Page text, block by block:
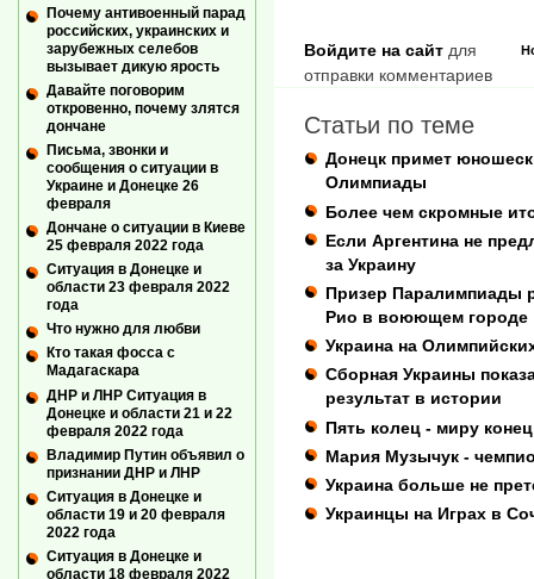
Войдите на сайт для
отправки комментариев
Статьи по теме
Донецк примет
Олимпиады
Более чем скромные
Если Аргентина не
за Украину
Призер Паралимпиады
Рио в воюющем городе
Украина на
Сборная Украины
результат в истории
Пять колец - миру конец
Мария Музычук -
Украина больше не
Украинцы на Играх в
Почему антивоенный парад
российских, украинских и
зарубежных селебов
вызывает дикую ярость
Давайте поговорим
откровенно, почему злятся
дончане
Письма, звонки и
сообщения о ситуации в
Украине и Донецке 26
февраля
Дончане о ситуации в Киеве
25 февраля 2022 года
Ситуация в Донецке и
области 23 февраля 2022
года
Что нужно для любви
Кто такая фосса с
Мадагаскара
ДНР и ЛНР Ситуация в
Донецке и области 21 и 22
февраля 2022 года
Владимир Путин объявил о
признании ДНР и ЛНР
Ситуация в Донецке и
области 19 и 20 февраля
2022 года
Ситуация в Донецке и
области 18 февраля 2022